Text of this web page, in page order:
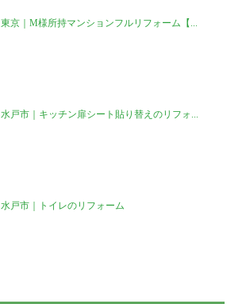
東京｜M様所持マンションフルリフォーム【...
水戸市｜キッチン扉シート貼り替えのリフォ...
水戸市｜トイレのリフォーム